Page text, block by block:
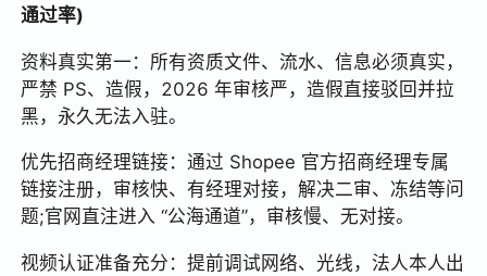
通过率)
资料真实第一：所有资质文件、流水、信息必须真实，
严禁 PS、造假，2026 年审核严，造假直接驳回并拉
黑，永久无法入驻。
优先招商经理链接：通过 Shopee 官方招商经理专属
链接注册，审核快、有经理对接，解决二审、冻结等问
题;官网直注进入 “公海通道”，审核慢、无对接。
视频认证准备充分：提前调试网络、光线，法人本人出